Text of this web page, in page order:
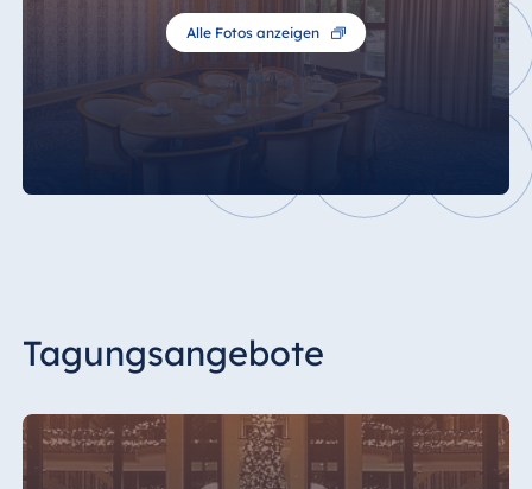
Alle Fotos anzeigen
Maritim Hotel Köln - LED Wand
Tagungsangebote